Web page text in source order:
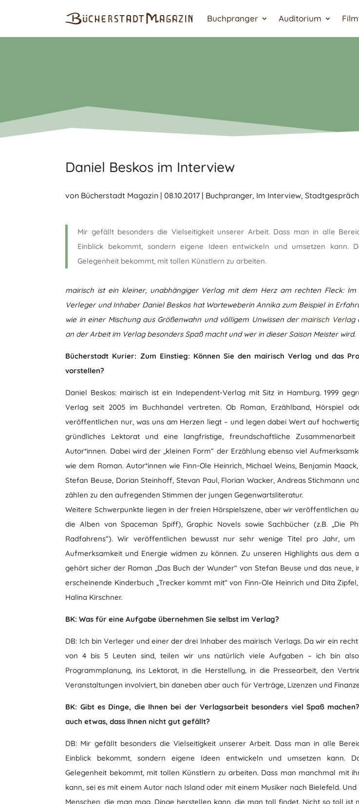
Buchpranger Auditorium
Daniel Beskos im Interview
von Bücherstadt Magazin |08.10.2017 | Buchpranger, Im Interview,Stadtgespräch
Mir gefällt besonders die Vielseitigkeit unserer Arbeit. Dass man in alle
Einblick bekommt, sondern eigene Ideen entwickeln und umsetzen kann.
Gelegenheit bekommt, mit tollen Künstlern zu arbeiten.
mairisch ist ein kleiner, unabhängiger Verlag mit dem Herz am rechten Fleck:
Verleger und Inhaber Daniel Beskos hat Worteweberin Annika zum Beispiel in
wie in einer Mischung aus Größenwahn und völligem Unwissen der mairisch Verlag
an der Arbeit im Verlag besonders Spaß macht und wer in dieser Saison Meister wird.
Bücherstadt Kurier: Zum Einstieg: Können Sie den mairisch Verlag und das
vorstellen?
Daniel Beskos: mairisch ist ein Independent-Verlag mit Sitz in Hamburg. 1999
Verlag seit 2005 im Buchhandel vertreten. Ob Roman, Erzählband, Hörspiel
veröffentlichen nur, was uns am Herzen liegt – und legen dabei Wert auf
gründliches Lektorat und eine langfristige, freundschaftliche
Autor*innen. Dabei wird der „kleinen Form“ der Erzählung ebenso viel
wie dem Roman. Autor*innen wie Finn-Ole Heinrich, Michael Weins, Benjamin
Stefan Beuse, Dorian Steinhoff, Stevan Paul, Florian Wacker, Andreas Stichmann
zählen zu den aufregenden Stimmen der jungen Gegenwartsliteratur.
Weitere Schwerpunkte liegen in der freien Hörspielszene, aber wir veröffentlichen
die Alben von Spaceman Spiff), Graphic Novels sowie Sachbücher (z.B. „Die
Radfahrens“). Wir veröffentlichen bewusst nur sehr wenige Titel pro Jahr, um
Aufmerksamkeit und Energie widmen zu können. Zu unseren Highlights aus dem
gehört sicher der Roman „Das Buch der Wunder“ von Stefan Beuse und das neue,
erscheinende Kinderbuch „Trecker kommt mit“ von Finn-Ole Heinrich und Dita
Halina Kirschner.
BK: Was für eine Aufgabe übernehmen Sie selbst im Verlag?
DB: Ich bin Verleger und einer der drei Inhaber des mairisch Verlags. Da wir ein recht
von 4 bis 5 Leuten sind, teilen wir uns natürlich viele Aufgaben – ich bin
Programmplanung, ins Lektorat, in die Herstellung, in die Pressearbeit, den
Veranstaltungen involviert, bin daneben aber auch für Verträge, Lizenzen und
BK: Gibt es Dinge, die Ihnen bei der Verlagsarbeit besonders viel Spaß
auch etwas, dass Ihnen nicht gut gefällt?
DB: Mir gefällt besonders die Vielseitigkeit unserer Arbeit. Dass man in alle
Einblick bekommt, sondern eigene Ideen entwickeln und umsetzen kann.
Gelegenheit bekommt, mit tollen Künstlern zu arbeiten. Dass man manchmal mit
kann, sei es mit einem Autor nach Island oder mit einem Musiker nach Bielefeld.
Menschen, die man mag, Dinge herstellen kann, die man toll findet. Nicht so toll ist